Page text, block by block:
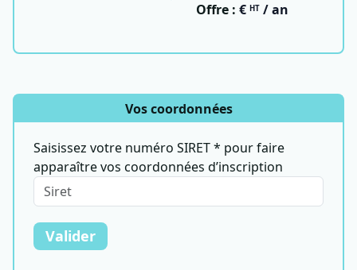
Offre : € HT/ an
Vos coordonnées
Saisissez votre numéro SIRET * pour faire
apparaître vos coordonnées d’inscription
Valider